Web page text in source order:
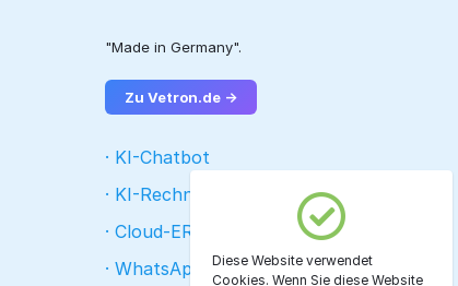
"Made in Germany".
Zu Vetron.de →
· KI-Chatbot
· KI-Rechnungsleser
· Cloud-ERP
· WhatsApp KI-CRMDiese Website verwendet
Cookies. Wenn Sie diese Website